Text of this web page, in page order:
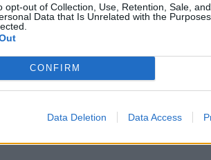
opt-out of Collection, Use, Retention, Sale,
Data that Is Unrelated with the
CONFIRM
Data Deletion Data Access
pozivi občanom k takojšnjemu